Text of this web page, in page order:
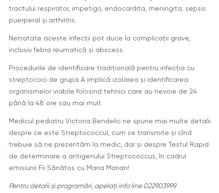
tractului respirator, impetigo, endocardita, meningita, sepsis
puerperal și arthiritis.
Netratate aceste infecții pot duce la complicații grave,
inclusiv febra reumatică și abscess.
Procedurile de identificare tradițională pentru infecția cu
streptococi de grupa A implică izolarea și identificarea
organismelor viabile folosind tehnici care au nevoie de 24
până la 48 ore sau mai mult.
Medicul pediatru Victoria Bendelic ne spune mai multe detalii
despre ce este Streptococcul, cum se transmite și cînd
trebuie să ne prezentăm la medic, dar și despre Testul Rapid
de determinare a antigenului Streptococcus, în cadrul
emisiunii Fii Sănătos cu Maria Marian!
Pentru detalii și programări, apelaţi info line 022903999.